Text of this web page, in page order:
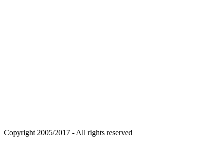
Copyright 2005/2017 - All rights reserved